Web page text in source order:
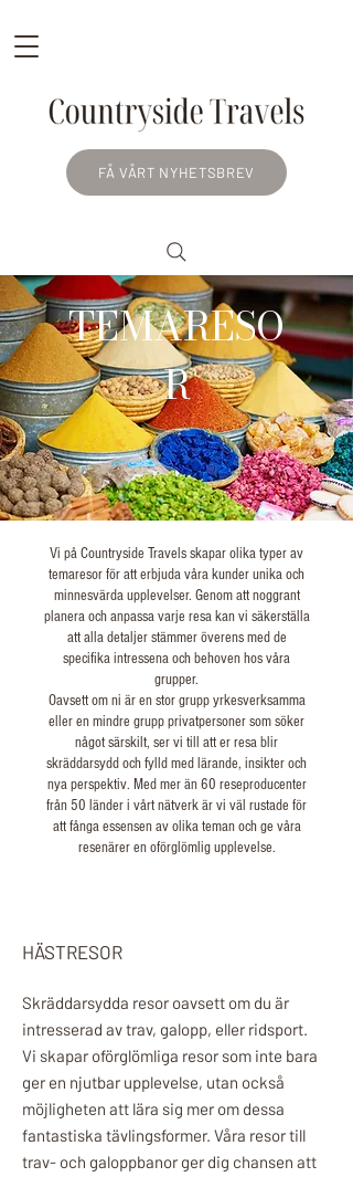
FÅ VÅRT NYHETSBREV
TEMARESO
R
Vi på Countryside Travels skapar olika typer av
temaresor för att erbjuda våra kunder unika och
minnesvärda upplevelser. Genom att noggrant
planera och anpassa varje resa kan vi säkerställa
att alla detaljer stämmer överens med de
specifika intressena och behoven hos våra
grupper.
Oavsett om ni är en stor grupp yrkesverksamma
eller en mindre grupp privatpersoner som söker
något särskilt, ser vi till att er resa blir
skräddarsydd och fylld med lärande, insikter och
nya perspektiv. Med mer än 60 reseproducenter
från 50 länder i vårt nätverk är vi väl rustade för
att fånga essensen av olika teman och ge våra
resenärer en oförglömlig upplevelse.
HÄSTRESOR
Skräddarsydda resor oavsett om du är
intresserad av trav, galopp, eller ridsport.
Vi skapar oförglömliga resor som inte bara
ger en njutbar upplevelse, utan också
möjligheten att lära sig mer om dessa
fantastiska tävlingsformer. Våra resor till
trav- och galoppbanor ger dig chansen att